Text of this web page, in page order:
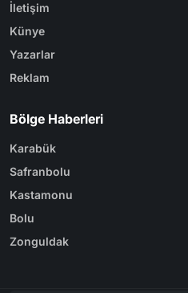
İletişim
Künye
Yazarlar
Reklam
Bölge Haberleri
Karabük
Safranbolu
Kastamonu
Bolu
Zonguldak